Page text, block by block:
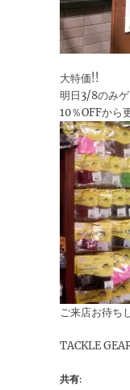
大特価!!
明日3/8のみ
10％OFFから
ご来店お待ち
TACKLE
共有: